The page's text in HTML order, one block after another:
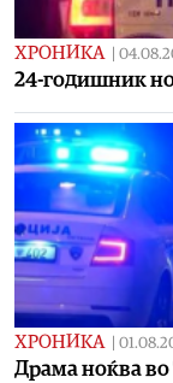
ХРОНИКА
24-годишник
ХРОНИКА
Драма ноќва во